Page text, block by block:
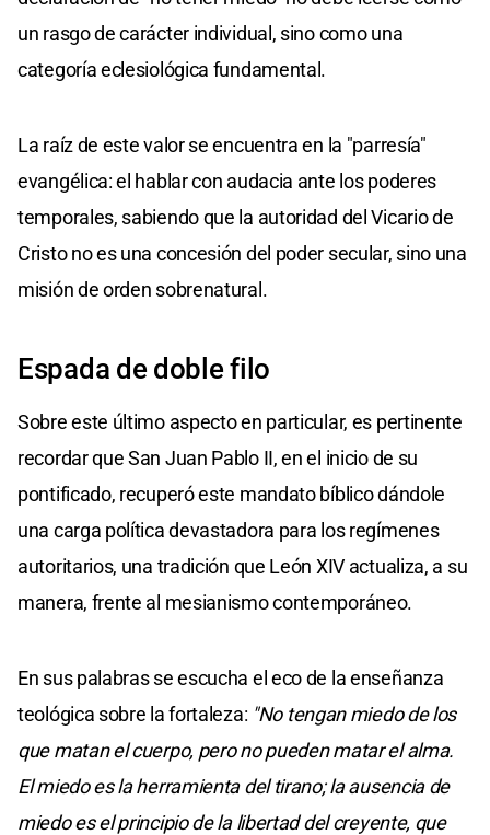
un rasgo de carácter individual, sino como una
categoría eclesiológica fundamental.
La raíz de este valor se encuentra en la "parresía"
evangélica: el hablar con audacia ante los poderes
temporales, sabiendo que la autoridad del Vicario de
Cristo no es una concesión del poder secular, sino una
misión de orden sobrenatural.
Espada de doble filo
Sobre este último aspecto en particular, es pertinente
recordar que San Juan Pablo II, en el inicio de su
pontificado, recuperó este mandato bíblico dándole
una carga política devastadora para los regímenes
autoritarios, una tradición que León XIV actualiza, a su
manera, frente al mesianismo contemporáneo.
En sus palabras se escucha el eco de la enseñanza
teológica sobre la fortaleza: "No tengan miedo de los
que matan el cuerpo, pero no pueden matar el alma.
El miedo es la herramienta del tirano; la ausencia de
miedo es el principio de la libertad del creyente, que